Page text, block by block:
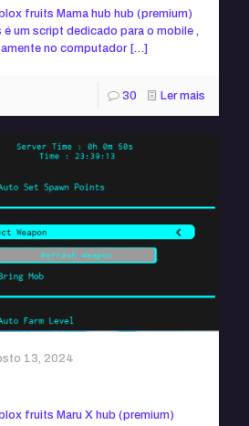
fruits Mama hub hub (premium)
é um script dedicado para o mobile ,
no computador[…]
30 Ler mais
13, 2024
fruits Maru X hub (premium)